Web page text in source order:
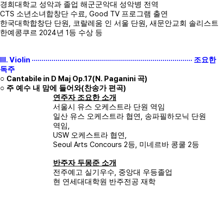
경희대학교 성악과 졸업 해군군악대 성악병 전역
CTS 소년소녀합창단 수료, Good TV 프로그램 출연
한국대학합창단 단원 , 코랄레움 인 서울 단원 , 새문안교회 솔리스트
한예콩쿠르 2024년 1등 수상 등
III. Violin ················································································· 조요한
독주
○ Cantabile in D Maj Op.17(N. Paganini 곡)
○ 주 예수 내 맘에 들어와(찬송가 편곡)
연주자 조요한 소개
서울시 유스 오케스트라 단원 역임
일산 유스 오케스트라 협연 , 송파필하모닉 단원
역임,
USW 오케스트라 협연 ,
Seoul Arts Concours 2등, 미네르바 콩쿨 2등
반주자 두몽준 소개
전주예고 실기우수, 중앙대 우등졸업
현 연세대대학원 반주전공 재학